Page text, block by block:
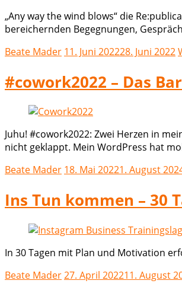
„Any way the wind blows“ die
bereichernden Begegnungen,
Beate Mader 11. Juni 202228. Juni 2022
#cowork2022 – Das
Juhu! #cowork2022: Zwei Herzen in
nicht geklappt. Mein WordPress hat
Beate Mader 18. Mai 20221. August
Ins Tun kommen – 30
In 30 Tagen mit Plan und Motivation
Beate Mader27. April 202211. August